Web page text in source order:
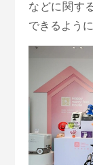
などに関す
できるよう